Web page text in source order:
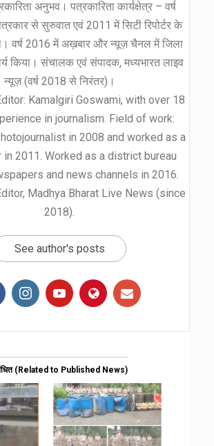
अनुभव। पत्रकारिता कार्यक्षेत्र – वर्ष
से सुरुवात एवं 2011 में सिटी रिपोर्टर के
वर्ष 2016 में अख़बार और न्यूज़ चैनल में जिला
किया। संचालक एवं संपादक, मध्यभारत लाइव
न्यूज़ (वर्ष 2018 से निरंतर)।
Kamalgiri Goswami, with over 18
in journalism. Field of work:
in 2008 and worked as a
2011. Worked as a district bureau
and news channels in 2016.
Madhya Bharat Live News (since
2018).
See author's posts
(Related to Published News)